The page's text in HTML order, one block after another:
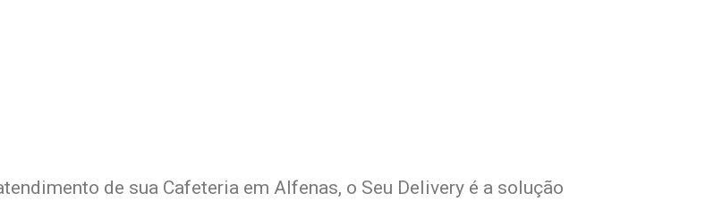
de sua Cafeteria em Alfenas, o Seu Delivery é a solução